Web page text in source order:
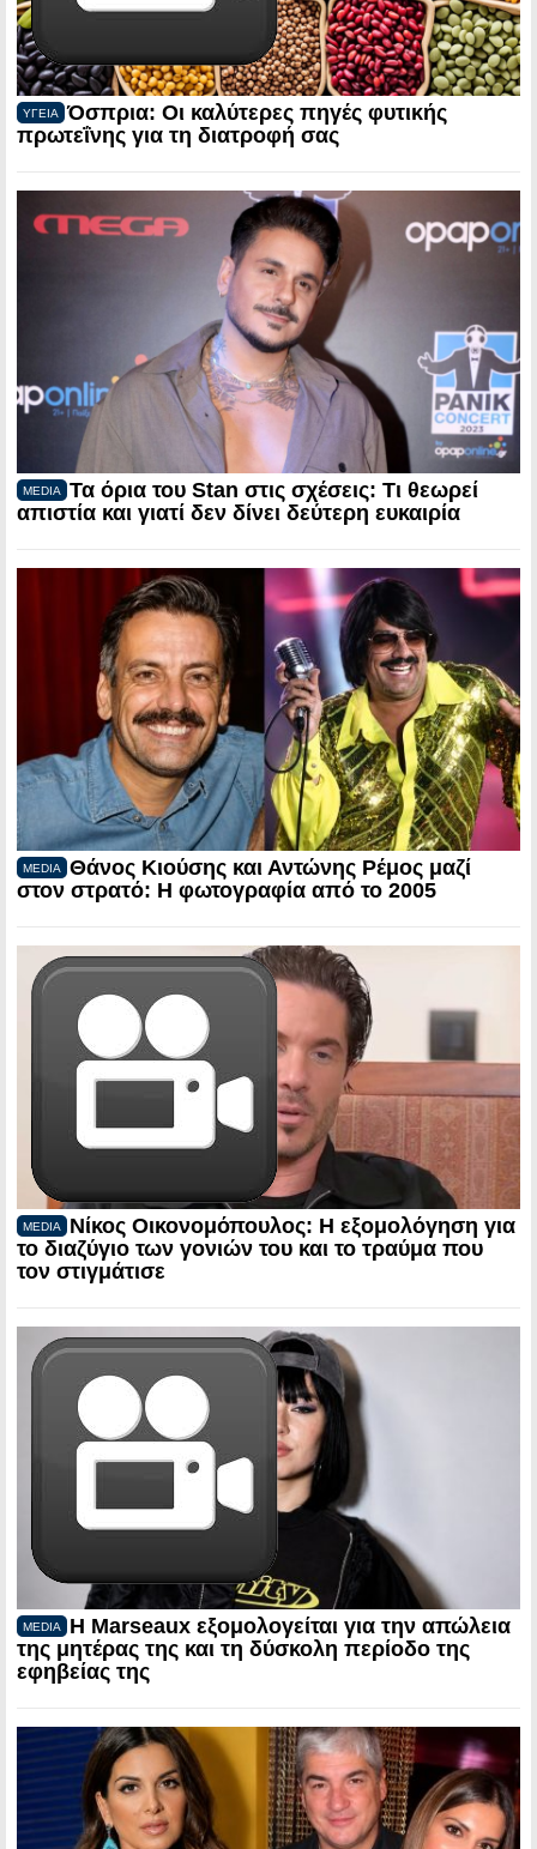
ΥΓΕΙΑ
Όσπρια: Οι καλύτερες πηγές φυτικής
πρωτεΐνης για τη διατροφή σας
MEDIA
Τα όρια του Stan στις σχέσεις: Τι θεωρεί
απιστία και γιατί δεν δίνει δεύτερη ευκαιρία
MEDIA
Θάνος Κιούσης και Αντώνης Ρέμος μαζί
στον στρατό: Η φωτογραφία από το 2005
MEDIA
Νίκος Οικονομόπουλος: Η εξομολόγηση για
το διαζύγιο των γονιών του και το τραύμα που
τον στιγμάτισε
MEDIA
Η Marseaux εξομολογείται για την απώλεια
της μητέρας της και τη δύσκολη περίοδο της
εφηβείας της